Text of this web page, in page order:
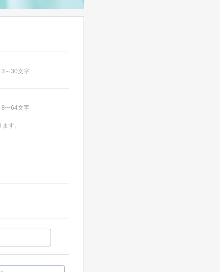
～30文字
〜64文字
す。